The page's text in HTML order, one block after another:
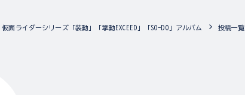
仮面ライダーシリーズ「装動」「掌動EXCEED」「SO-DO」アルバム 投稿一覧